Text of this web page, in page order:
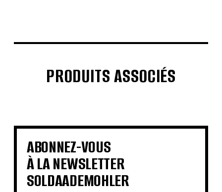
PRODUITS ASSOCIÉS
€ € €
€
€
ABONNEZ-VOUS
À LA NEWSLETTER
SOLDAADEMOHLER